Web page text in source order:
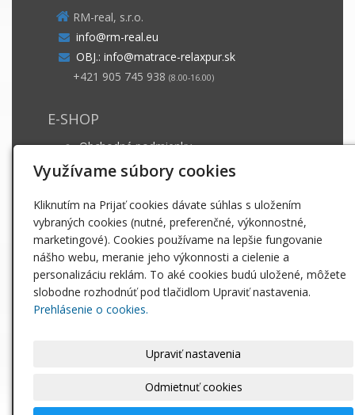
RM-real, s.r.o.
info@rm-real.eu
OBJ.: info@matrace-relaxpur.sk
+421 905 745 938 (8.00-16.00)
E-SHOP
Obchodné podmienky
Dodacie podmienky
Záruka a ošetrovanie
GDPR
INFO
Matrace
Paplóny
Posteľné obliečky
Cennik na stiahnutie
Využívame súbory cookies
Kliknutím na Prijať cookies dávate súhlas s uložením
vybraných cookies (nutné, preferenčné, výkonnostné,
marketingové). Cookies používame na lepšie fungovanie
nášho webu, meranie jeho výkonnosti a cielenie a
personalizáciu reklám. To aké cookies budú uložené, môžete
slobodne rozhodnúť pod tlačidlom Upraviť nastavenia.
Prehlásenie o cookies.
Upraviť nastavenia
Odmietnuť cookies